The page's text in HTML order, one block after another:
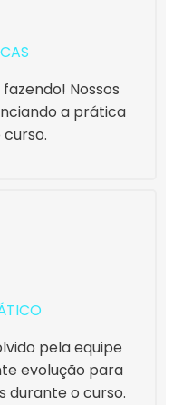
Nossos
a prática
pela equipe
evolução para
durante o curso.